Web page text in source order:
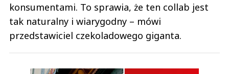
konsumentami. To sprawia, że ten collab jest
tak naturalny i wiarygodny – mówi
przedstawiciel czekoladowego giganta.